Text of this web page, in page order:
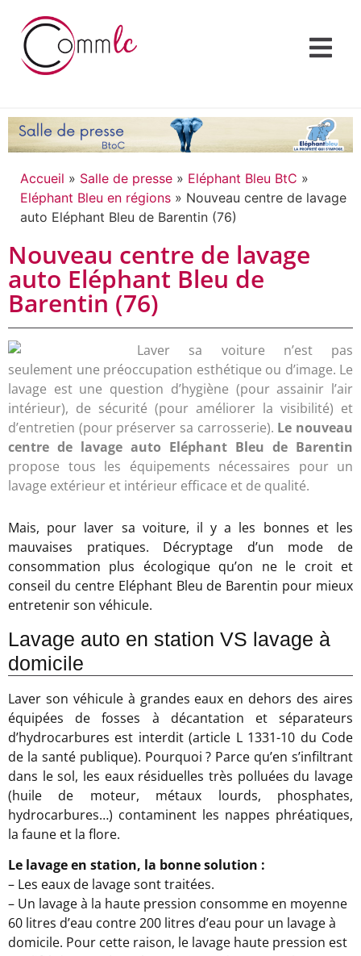
Accueil » Salle de presse » Eléphant Bleu BtC »
Eléphant Bleu en régions » Nouveau centre de lavage
auto Eléphant Bleu de Barentin (76)
Nouveau centre de lavage
auto Eléphant Bleu de
Barentin (76)
Laver sa voiture n’est pas
seulement une préoccupation esthétique ou d’image. Le
lavage est une question d’hygiène (pour assainir l’air
intérieur), de sécurité (pour améliorer la visibilité) et
d’entretien (pour préserver sa carrosserie). Le nouveau
centre de lavage auto Eléphant Bleu de Barentin
propose tous les équipements nécessaires pour un
lavage extérieur et intérieur efficace et de qualité.
Mais, pour laver sa voiture, il y a les bonnes et les
mauvaises pratiques. Décryptage d’un mode de
consommation plus écologique qu’on ne le croit et
conseil du centre Eléphant Bleu de Barentin pour mieux
entretenir son véhicule.
Lavage auto en station VS lavage à
domicile
Laver son véhicule à grandes eaux en dehors des aires
équipées de fosses à décantation et séparateurs
d’hydrocarbures est interdit (article L 1331-10 du Code
de la santé publique). Pourquoi ? Parce qu’en s’infiltrant
dans le sol, les eaux résiduelles très polluées du lavage
(huile de moteur, métaux lourds, phosphates,
hydrocarbures…) contaminent les nappes phréatiques,
la faune et la flore.
Le lavage en station, la bonne solution :
– Les eaux de lavage sont traitées.
– Un lavage à la haute pression consomme en moyenne
60 litres d’eau contre 200 litres d’eau pour un lavage à
domicile. Pour cette raison, le lavage haute pression est